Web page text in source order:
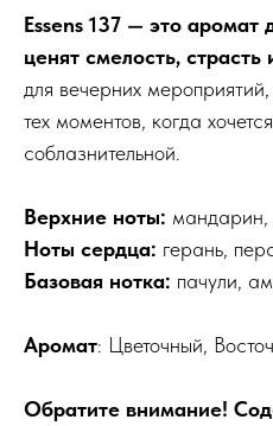
Essens 137 — это
ценят смелость, страсть
для вечерних
тех моментов, когда
соблазнительной.
Верхние ноты: мандарин,
Ноты сердца: герань,
Базовая нотка: пачули,
Аромат: Цветочный,
Обратите внимание!